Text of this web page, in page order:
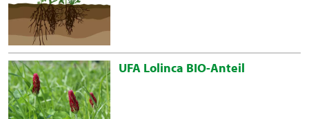
UFA Lolinca BIO-Anteil